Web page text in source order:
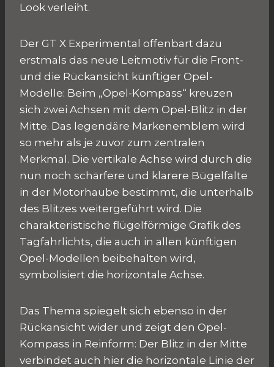
Look verleiht.
Der GT X Experimental offenbart dazu
erstmals das neue Leitmotiv für die Front-
und die Rückansicht künftiger Opel-
Modelle: Beim „Opel-Kompass“ kreuzen
sich zwei Achsen mit dem Opel-Blitz in der
Mitte. Das legendäre Markenemblem wird
so mehr als je zuvor zum zentralen
Merkmal. Die vertikale Achse wird durch die
nun noch schärfere und klarere Bügelfalte
in der Motorhaube bestimmt, die unterhalb
des Blitzes weitergeführt wird. Die
charakteristische flügelförmige Grafik des
Tagfahrlichts, die auch in allen künftigen
Opel-Modellen beibehalten wird,
symbolisiert die horizontale Achse.
Das Thema spiegelt sich ebenso in der
Rückansicht wider und zeigt den Opel-
Kompass in Reinform: Der Blitz in der Mitte
verbindet auch hier die horizontale Linie der